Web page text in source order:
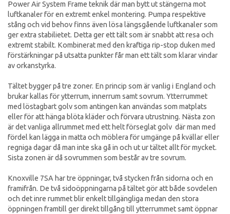
Power Air System Frame teknik där man bytt ut stängerna mot
luftkanaler för en extremt enkel montering. Pumpa respektive
stång och vid behov finns även lösa längsgående luftkanaler som
ger extra stabilietet. Detta ger ett tält som är snabbt att resa och
extremt stabilt. Kombinerat med den kraftiga rip-stop duken med
förstärkningar på utsatta punkter får man ett tält som klarar vindar
av orkanstyrka.
Tältet bygger på tre zoner. En princip som är vanlig i England och
brukar kallas för ytterrum, innerrum samt sovrum. Ytterrummet
med löstagbart golv som antingen kan användas som matplats
eller för att hänga blöta kläder och förvara utrustning. Nästa zon
är det vanliga allrummet med ett helt förseglat golv där man med
fördel kan lägga in matta och möblera för umgänge på kvällar eller
regniga dagar då man inte ska gå in och ut ur tältet allt för mycket.
Sista zonen är då sovrummen som består av tre sovrum.
Knoxville 7SA har tre öppningar, två stycken från sidorna och en
framifrån. De två sidoöppningarna på tältet gör att både sovdelen
och det inre rummet blir enkelt tillgängliga medan den stora
öppningen framtill ger direkt tillgång till ytterrummet samt öppnar